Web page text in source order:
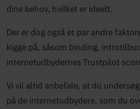
dine behov, hvilket er ideelt.
Der er dog også et par andre
kigge på, såsom binding,
internetudbydernes Trustpilot
Vi vil altid anbefale, at du
på de internetudbydere, som du